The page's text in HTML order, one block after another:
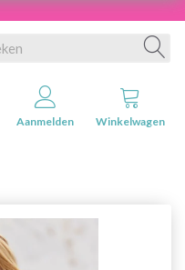
Aanmelden Winkelwagen